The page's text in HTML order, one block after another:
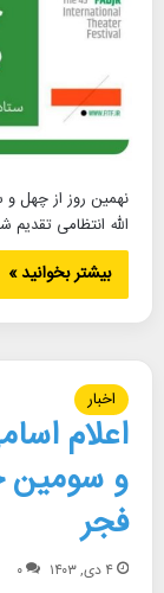
نهمین روز از چهل و
الله انتظامی تقدیم
بیشتر بخوانید »
اخبار
اعلام
و سومین
فجر
۴ دی, ۱۴۰۳ ۰